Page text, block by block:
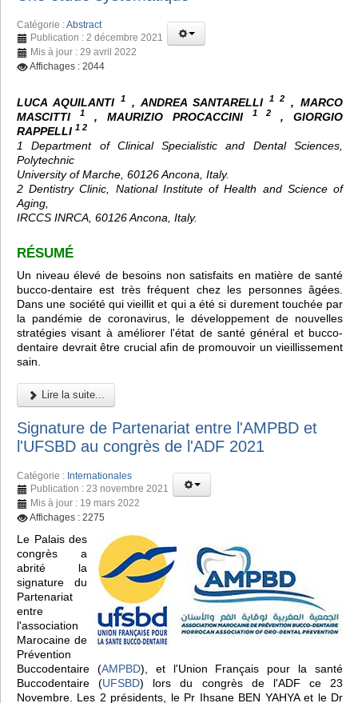
Catégorie :Abstract
Publication : 2 décembre 2021
Mis à jour : 29 avril 2022
Affichages : 2044
LUCA AQUILANTI 1, ANDREA SANTARELLI1 2
, MARCO
MASCITTI
1 , MAURIZIO PROCACCINI 1 2
, GIORGIO
RAPPELLI 1 2
1 Department of Clinical Specialistic and Dental Sciences,
Polytechnic
University of Marche, 60126 Ancona, Italy.
2 Dentistry Clinic, National Institute of Health and Science of
Aging,
IRCCS INRCA, 60126 Ancona, Italy.
RÉSUMÉ
Un niveau élevé de besoins non satisfaits en matière de santé
bucco-dentaire est très fréquent chez les personnes âgées.
Dans une société qui vieillit et qui a été si durement touchée par
la pandémie de coronavirus, le développement de nouvelles
stratégies visant à améliorer l'état de santé général et bucco-
dentaire devrait être crucial afin de promouvoir un vieillissement
sain.
Lire la suite...
Signature de Partenariat entre l'AMPBD et
l'UFSBD au congrès de l'ADF 2021
Catégorie : Internationales
Publication : 23 novembre 2021
Mis à jour : 19 mars 2022
Affichages : 2275
Le Palais des
congrès a
abrité la
signature du
Partenariat
entre
l'association
Marocaine de
Prévention
Buccodentaire (AMPBD), et l'Union Français pour la santé
Buccodentaire (UFSBD) lors du congrès de l'ADF ce 23
Novembre. Les 2 présidents, le Pr Ihsane BEN YAHYA et le Dr